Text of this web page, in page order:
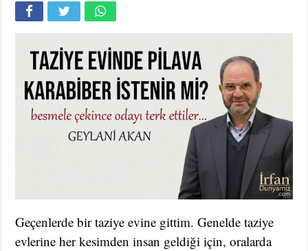
Geçenlerde bir taziye evine gittim. Genelde taziye
evlerine her kesimden insan geldiği için, oralarda